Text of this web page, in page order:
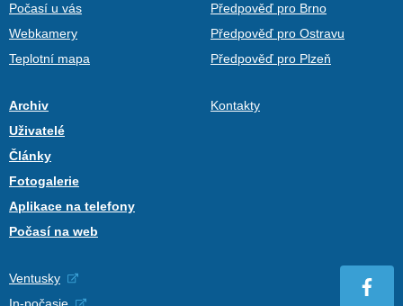
Počasí u vás
Webkamery
Teplotní mapa
Předpověď pro Brno
Předpověď pro Ostravu
Předpověď pro Plzeň
Archiv
Uživatelé
Články
Fotogalerie
Aplikace na telefony
Počasí na web
Kontakty
Ventusky